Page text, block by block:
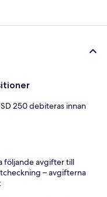
250 debiteras innan
följande avgifter till
– avgifterna